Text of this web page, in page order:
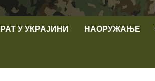
РАТ У УКРАЈИНИ НАОРУЖАЊЕ